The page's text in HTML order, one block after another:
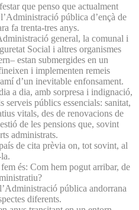
que penso que actualment
pública d’ençà de
fa trenta-tres anys.
general, la comunal i
Social i altres organismes
estan submergides en un
i implementen remeis
d’un inevitable enfonsament.
a dia, amb sorpresa i indignació,
serveis públics essencials: sanitat,
vitals, des de renovacions de
de les pensions que, sovint
administrats.
de cita prèvia on, tot sovint, al
és: Com hem pogut arribar, de
pública andorrana
diferents.